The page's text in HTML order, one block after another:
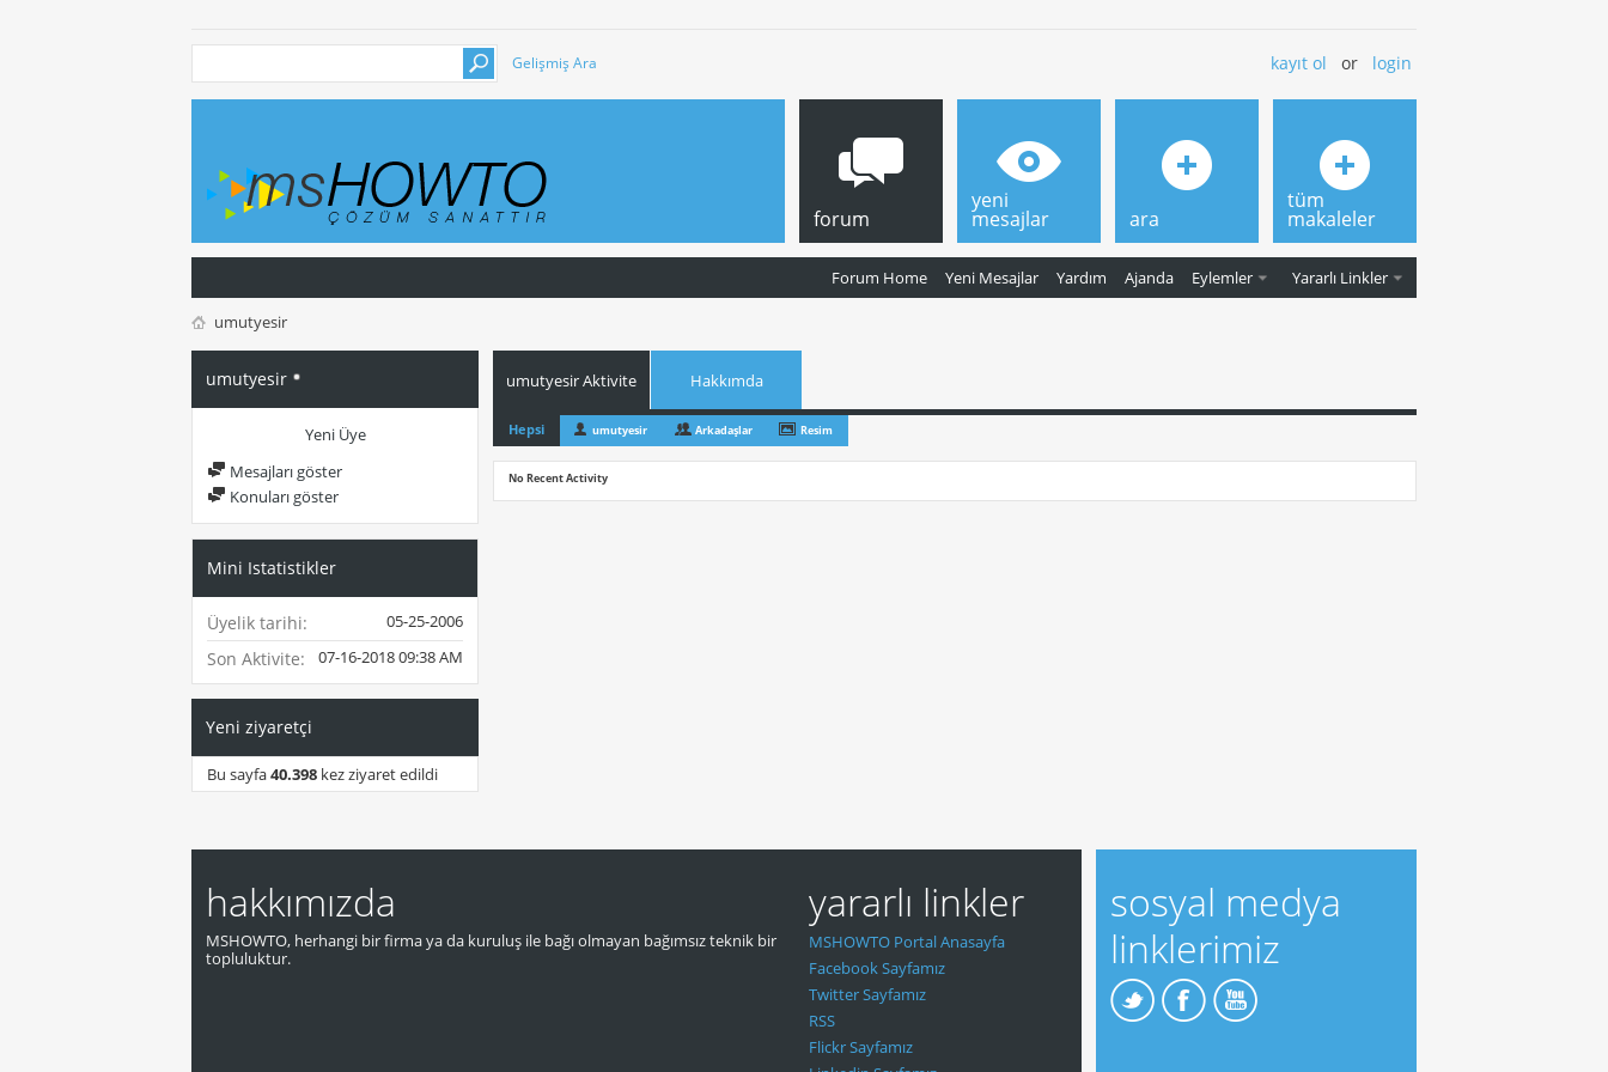
Gelişmiş Ara kayıt ol or login
forum
Forum Home Yeni Mesajlar Yardım Ajanda Eylemler Yararlı Linkler
yeni
mesajlar ara
tüm
makaleler
umutyesir
umutyesir
Yeni Üye
Mesajları göster
Konuları göster
Mini Istatistikler
Üyelik tarihi 05-25-2006
Son Aktivite 07-16-201809:38 AM
Yeni ziyaretçi
Bu sayfa40.398 kez ziyaret edildi
umutyesir Aktivite Hakkımda
Hepsi umutyesir Arkadaşlar Resim
No Recent Activity
hakkımızda
MSHOWTO, herhangi bir firma ya da kuruluş ile bağı olmayan bağımsız teknik bir
topluluktur.
yararlı linkler
MSHOWTO Portal Anasayfa
Facebook Sayfamız
Twitter Sayfamız
RSS
Flickr Sayfamız
sosyal medya
linklerimiz